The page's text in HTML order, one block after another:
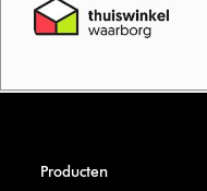
Producten